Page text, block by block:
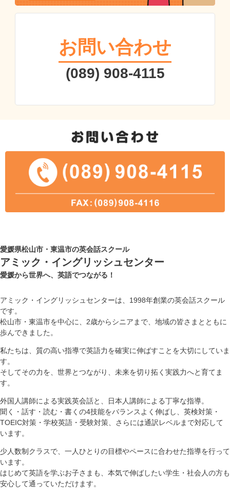
お問い合わせ
(089) 908-4115
愛媛県松山市・東温市の英会話スクール
アミック・イングリッシュセンター
愛媛から世界へ、英語でつながる！
アミック・イングリッシュセンターは、1998年創業の英会話スクール
です。
松山市・東温市を中心に、2歳からシニアまで、地域の皆さまとともに
歩んできました。
私たちは、質の高い指導で英語力を確実に伸ばすことを大切にしていま
す。
そしてその力を、世界とつながり、未来を切り拓く実践力へと育てま
す。
外国人講師による実践英会話と、日本人講師による丁寧な指導。
聞く・話す・読む・書くの4技能をバランスよく伸ばし、英検対策・
TOEIC対策・学校英語・受験対策、さらには通訳レベルまで対応して
います。
少人数制クラスで、一人ひとりの目標やペースに合わせた指導を行って
います。
はじめて英語を学ぶお子さまも、本気で伸ばしたい学生・社会人の方も
安心して通っていただけます。